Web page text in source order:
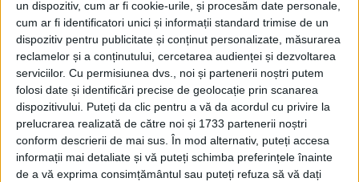
un dispozitiv, cum ar fi cookie-urile, și procesăm date personale,
cum ar fi identificatori unici și informații standard trimise de un
dispozitiv pentru publicitate și conținut personalizate, măsurarea
reclamelor și a conținutului, cercetarea audienței și dezvoltarea
serviciilor. Cu permisiunea dvs., noi și partenerii noștri putem
folosi date și identificări precise de geolocație prin scanarea
dispozitivului. Puteți da clic pentru a vă da acordul cu privire la
prelucrarea realizată de către noi și 1733 partenerii noștri
conform descrierii de mai sus. În mod alternativ, puteți accesa
informații mai detaliate și vă puteți schimba preferințele înainte
de a vă exprima consimțământul sau puteți refuza să vă dați
vizitată de nora sa, Doamna Stanca, împreună cu nepotul
său Niolae Pătrașcu și nepoata Florica. Despre această
întâlnire a scris „călugărașul Gavriile”. Acesta mai
zugrăvea și starea celor patru:
„Eu, roaba Domnului Iisus Hristos, călugărița Teofana,
muma răposatului Mihail Voevod din Țara Tomânească,